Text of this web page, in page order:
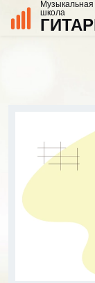
Музыкальная
школа